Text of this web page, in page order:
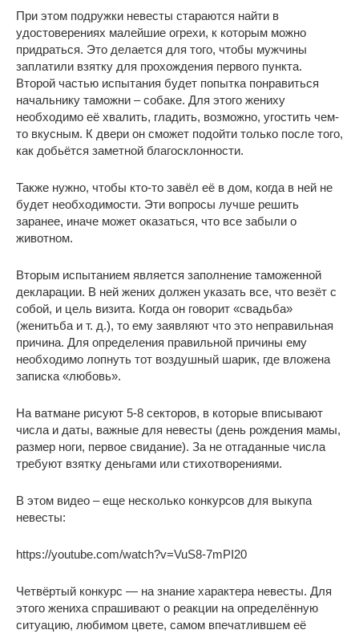
При этом подружки невесты стараются найти в
удостоверениях малейшие огрехи, к которым можно
придраться. Это делается для того, чтобы мужчины
заплатили взятку для прохождения первого пункта.
Второй частью испытания будет попытка понравиться
начальнику таможни – собаке. Для этого жениху
необходимо её хвалить, гладить, возможно, угостить чем-
то вкусным. К двери он сможет подойти только после того,
как добьётся заметной благосклонности.
Также нужно, чтобы кто-то завёл её в дом, когда в ней не
будет необходимости. Эти вопросы лучше решить
заранее, иначе может оказаться, что все забыли о
животном.
Вторым испытанием является заполнение таможенной
декларации. В ней жених должен указать все, что везёт с
собой, и цель визита. Когда он говорит «свадьба»
(женитьба и т. д.), то ему заявляют что это неправильная
причина. Для определения правильной причины ему
необходимо лопнуть тот воздушный шарик, где вложена
записка «любовь».
На ватмане рисуют 5-8 секторов, в которые вписывают
числа и даты, важные для невесты (день рождения мамы,
размер ноги, первое свидание). За не отгаданные числа
требуют взятку деньгами или стихотворениями.
В этом видео – еще несколько конкурсов для выкупа
невесты:
https://youtube.com/watch?v=VuS8-7mPI20
Четвёртый конкурс — на знание характера невесты. Для
этого жениха спрашивают о реакции на определённую
ситуацию, любимом цвете, самом впечатлившем её